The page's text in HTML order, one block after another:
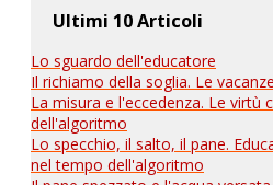
Ultimi 10 Articoli
Lo sguardo dell'educatore
Il richiamo della soglia. Le
La misura e l'eccedenza. Le virtù
dell'algoritmo
Lo specchio, il salto, il pane.
nel tempo dell'algoritmo